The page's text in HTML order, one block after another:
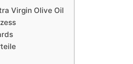
Virgin Olive Oil